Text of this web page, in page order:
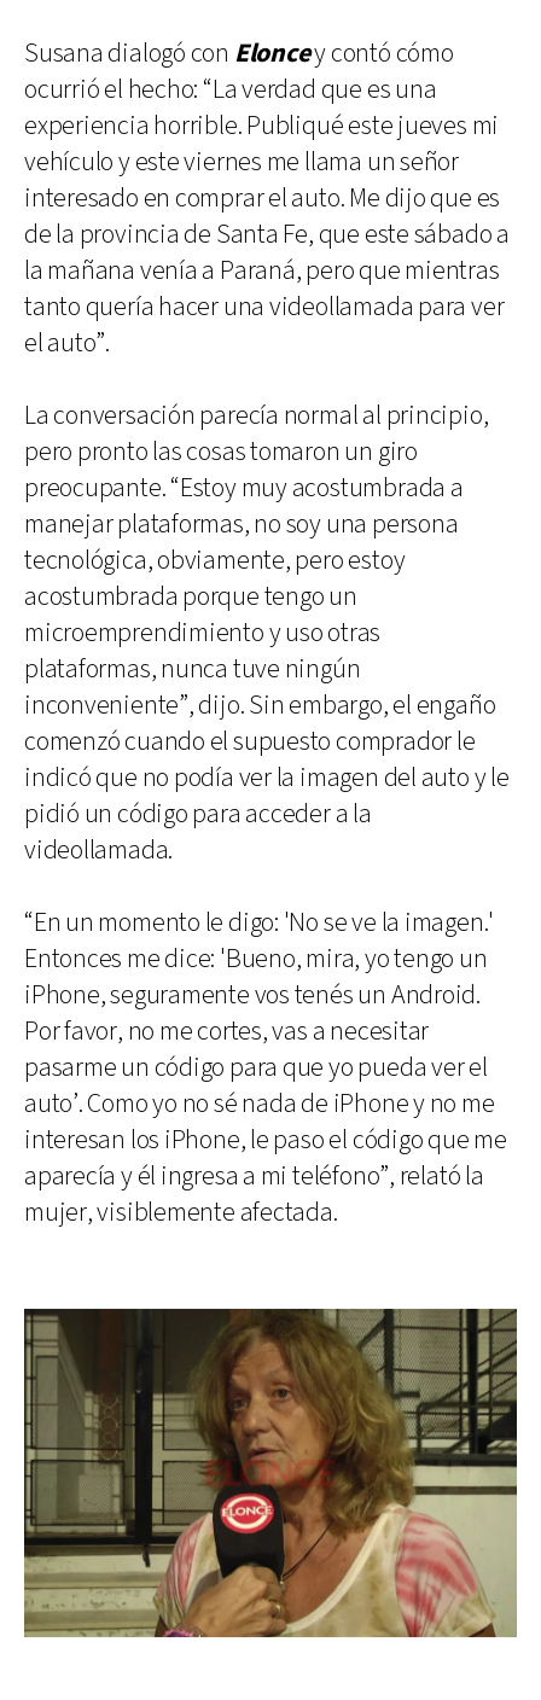
Susana dialogó con Eloncey contó cómo
ocurrió el hecho: “La verdad que es una
experiencia horrible. Publiqué este jueves mi
vehículo y este viernes me llama un señor
interesado en comprar el auto. Me dijo que es
de la provincia de Santa Fe, que este sábado a
la mañana venía a Paraná, pero que mientras
tanto quería hacer una videollamada para ver
el auto”.
La conversación parecía normal al principio,
pero pronto las cosas tomaron un giro
preocupante. “Estoy muy acostumbrada a
manejar plataformas, no soy una persona
tecnológica, obviamente, pero estoy
acostumbrada porque tengo un
microemprendimiento y uso otras
plataformas, nunca tuve ningún
inconveniente”, dijo. Sin embargo, el engaño
comenzó cuando el supuesto comprador le
indicó que no podía ver la imagen del auto y le
pidió un código para acceder a la
videollamada.
“En un momento le digo: 'No se ve la imagen.'
Entonces me dice: 'Bueno, mira, yo tengo un
iPhone, seguramente vos tenés un Android.
Por favor, no me cortes, vas a necesitar
pasarme un código para que yo pueda ver el
auto’. Como yo no sé nada de iPhone y no me
interesan los iPhone, le paso el código que me
aparecía y él ingresa a mi teléfono”, relató la
mujer, visiblemente afectada.